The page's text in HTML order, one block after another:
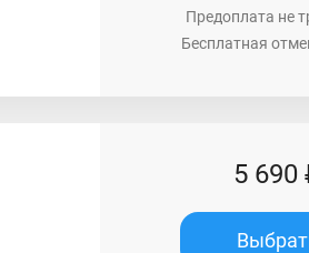
Предоплата не
Бесплатная
5 690